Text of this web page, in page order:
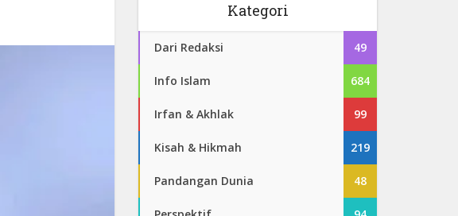
Kategori
Dari Redaksi 49
Info Islam 684
Irfan & Akhlak 99
Kisah & Hikmah 219
Pandangan Dunia 48